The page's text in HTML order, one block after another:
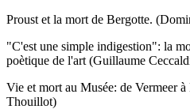
Proust et la mort de Bergotte.
"C'est une simple indigestion": la
poètique de l'art (Guillaume
Vie et mort au Musée: de Vermeer
Thouillot)